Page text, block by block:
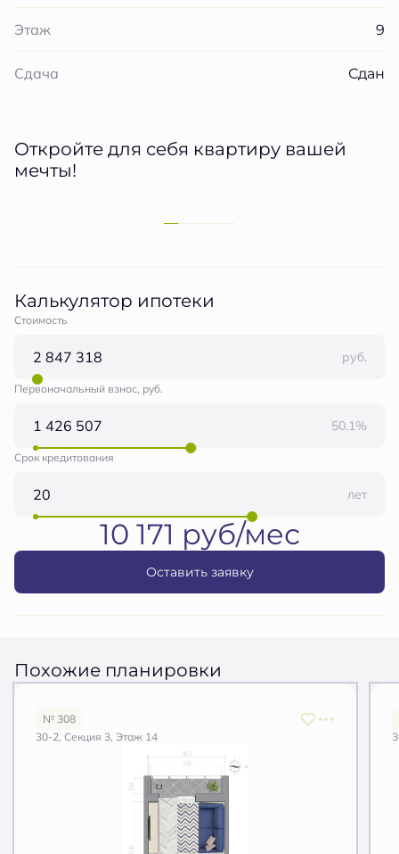
Этаж 9
Сдача Сдан
Откройте для себя квартиру вашей
мечты!
Калькулятор ипотеки
Стоимость
руб.
Первоначальный взнос, руб.
50.1%
Срок кредитования
лет
10 171 руб/мес
Оставить заявку
Похожие планировки
№ 308
30-2, Секция 3, Этаж 14